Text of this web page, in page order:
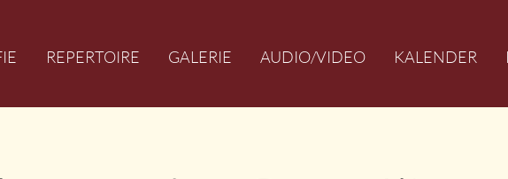
REPERTOIRE GALERIE AUDIO/VIDEO KALENDER